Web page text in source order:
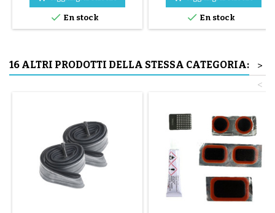
 En stock
) Il montaggio del pneumatico
avviene a mano, senza attrezzi,
per evitare di forare la camera
 En stock
16 ALTRI PRODOTTI DELLA STESSA CATEGORIA:
>
<